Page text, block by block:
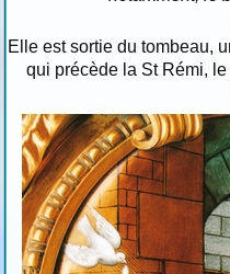
Elle est sortie du tombeau,
qui précède la St Rémi,